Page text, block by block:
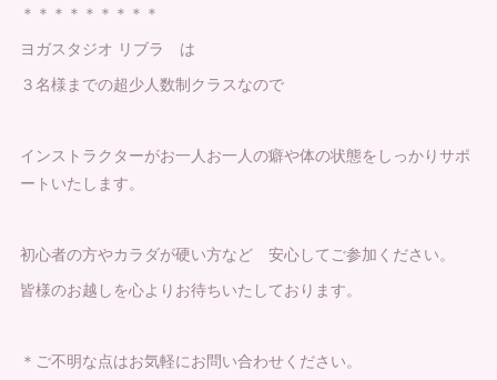
＊＊＊＊＊＊＊＊＊
ヨガスタジオ リブラ は
３名様までの超少人数制クラスなので
インストラクターがお一人お一人の癖や体の状態をしっかりサポ
ートいたします。
初心者の方やカラダが硬い方など 安心してご参加ください。
皆様のお越しを心よりお待ちいたしております。
＊ご不明な点はお気軽にお問い合わせください。